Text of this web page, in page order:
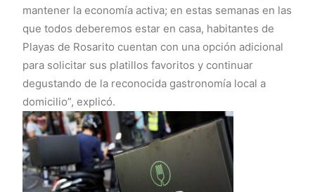
mantener la economía activa; en estas semanas en las
que todos deberemos estar en casa, habitantes de
Playas de Rosarito cuentan con una opción adicional
para solicitar sus platillos favoritos y continuar
degustando de la reconocida gastronomía local a
domicilio”, explicó.